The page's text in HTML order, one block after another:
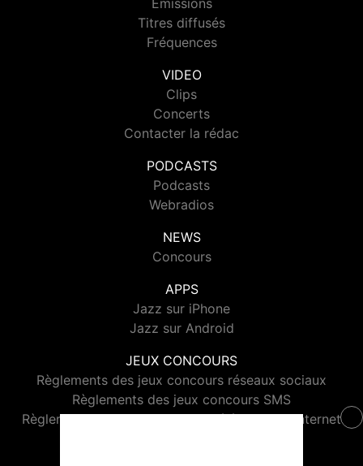
Emissions
Titres diffusés
Fréquences
VIDEO
Clips
Concerts
Contacter la rédac
PODCASTS
Podcasts
Webradios
NEWS
Concours
APPS
Jazz sur iPhone
Jazz sur Android
JEUX CONCOURS
Règlements des jeux concours réseaux sociaux
Règlements des jeux concours SMS
Règlements des jeux concours téléphone et internet